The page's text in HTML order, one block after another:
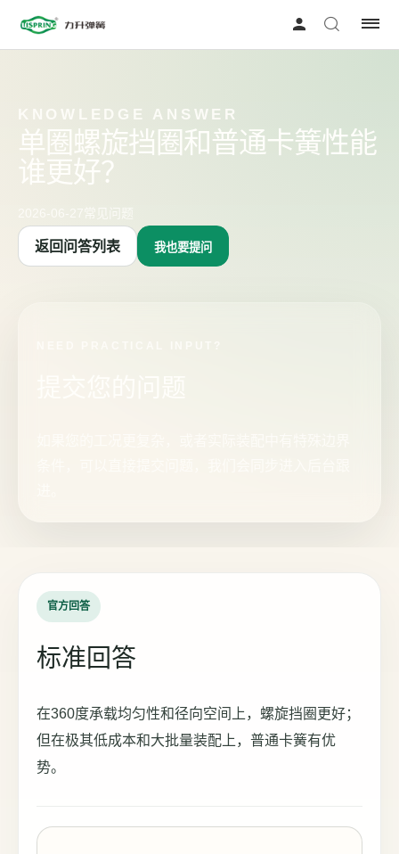
KNOWLEDGE ANSWER
单圈螺旋挡圈和普通卡簧性能
谁更好？
返回问答列表 我也要提问
官方回答
标准回答
在360度承载均匀性和径向空间上，螺旋挡圈更好；
但在极其低成本和大批量装配上，普通卡簧有优
势。